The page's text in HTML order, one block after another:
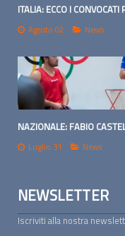
ITALIA: ECCO I
Agosto 02 News
NAZIONALE: FABIO
Luglio 31 News
NEWSLETTER
Iscriviti alla nostra